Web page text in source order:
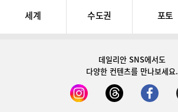
세계 수도권 포토
데일리안 SNS에서도
다양한 컨텐츠를 만나보세요.